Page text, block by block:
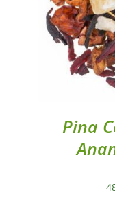
Pina